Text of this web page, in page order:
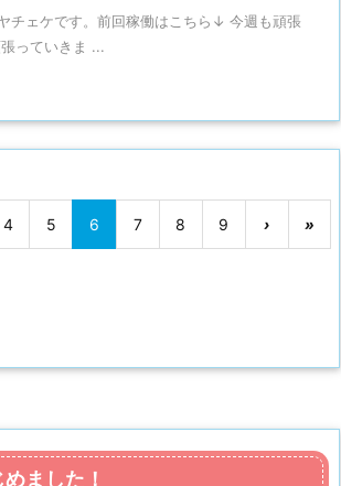
チェケです。前回稼働はこちら↓ 今週も頑張
っていきま ...
4 5 6 7 8 9 › »
ました！